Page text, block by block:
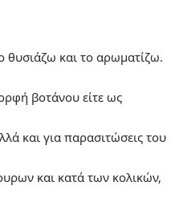
θυσιάζω και το αρωματίζω.
βοτάνου είτε ως
και για παρασιτώσεις του
και κατά των κολικών,